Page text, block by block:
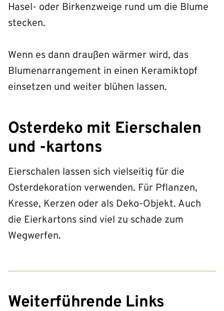
Hasel- oder Birkenzweige rund um die Blume
stecken.
Wenn es dann draußen wärmer wird, das
Blumenarrangement in einen Keramiktopf
einsetzen und weiter blühen lassen.
Osterdeko mit Eierschalen
und -kartons
Eierschalen lassen sich vielseitig für die
Osterdekoration verwenden. Für Pflanzen,
Kresse, Kerzen oder als Deko-Objekt. Auch
die Eierkartons sind viel zu schade zum
Wegwerfen.
Weiterführende Links